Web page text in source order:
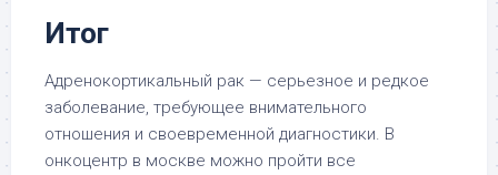
Итог
Адренокортикальный рак — серьезное и редкое
заболевание, требующее внимательного
отношения и своевременной диагностики. В
онкоцентр в москве можно пройти все